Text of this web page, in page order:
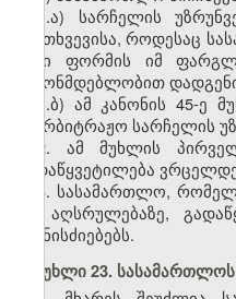
ბ.ა) სარჩელის
შემთხვევისა, როდესაც
მისი ფორმის იმ
კანონმდებლობით
ბ.ბ) ამ კანონის 45-ე
საარბიტრაჟო სარჩელის
2. ამ მუხლის
გადაწყვეტილება
3. სასამართლო,
და აღსრულებაზე,
ღონისძიებებს.
მუხლი 23.